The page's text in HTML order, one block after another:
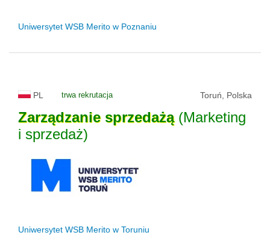
Uniwersytet WSB Merito w Poznaniu
PL trwa rekrutacja Toruń, Polska
Zarządzanie sprzedażą(Marketing
i sprzedaż)
Uniwersytet WSB Merito w Toruniu